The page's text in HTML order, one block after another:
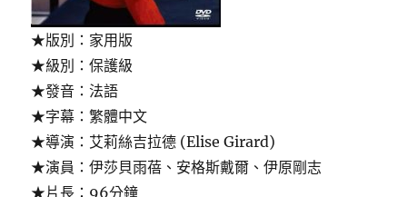
★版別：家用版
★級別：保護級
★發音：法語
★字幕：繁體中文
★導演：艾莉絲吉拉德 (Elise Girard)
★演員：伊莎貝雨蓓、安格斯戴爾、伊原剛志
★片長：96分鐘